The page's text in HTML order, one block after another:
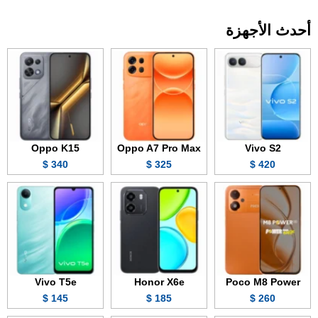
أحدث الأجهزة
Vivo S2
420 $
Oppo A7 Pro Max
325 $
Oppo K15
340 $
Poco M8 Power
260 $
Honor X6e
185 $
Vivo T5e
145 $